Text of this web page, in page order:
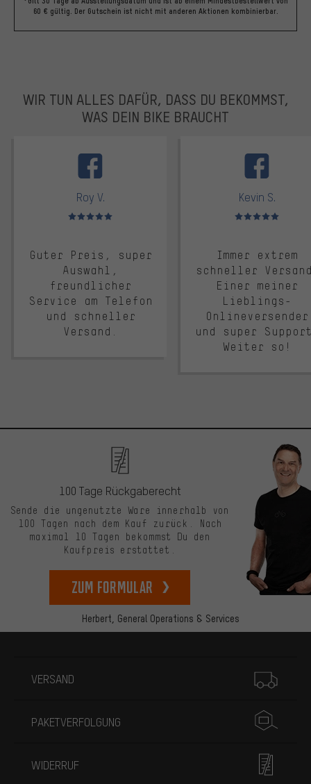
60 € gültig. Der Gutschein ist nicht mit anderen Aktionen kombinierbar.
WIR TUN ALLES DAFÜR, DASS DU BEKOMMST,
WAS DEIN BIKE BRAUCHT
Roy V.
Bewertungen: 5 von 5
Guter Preis, super
Auswahl,
freundlicher
Service am Telefon
und schneller
Versand.
Kevin S.
Bewertungen: 5 von 5
Immer extrem
schneller
Einer meiner
Lieblings-
Onlineversender
und super
Weiter so!
Herbert, General Operations & Services
100 Tage Rückgaberecht
Sende die ungenutzte Ware innerhalb von
100 Tagen nach dem Kauf zurück. Nach
maximal 10 Tagen bekommst Du den
Kaufpreis erstattet.
zum Formular
VERSAND
PAKETVERFOLGUNG
WIDERRUF